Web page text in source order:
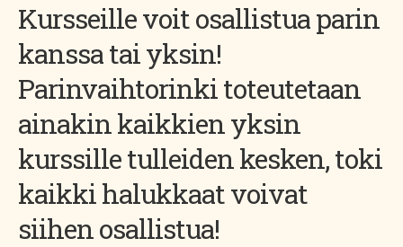
Kursseille voit osallistua parin
kanssa tai yksin!
Parinvaihtorinki toteutetaan
ainakin kaikkien yksin
kurssille tulleiden kesken, toki
kaikki halukkaat voivat
siihen osallistua!